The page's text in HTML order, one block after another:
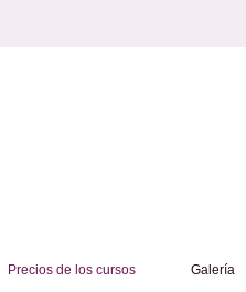
Precios de los cursos Galería